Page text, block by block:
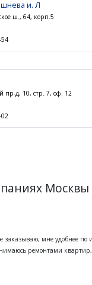
и. Л
ш., 64, корп.5
54
пр-д, 10, стр. 7, оф. 12
02
Москвы
заказываю, мне удобнее по
ремонтами квартир,